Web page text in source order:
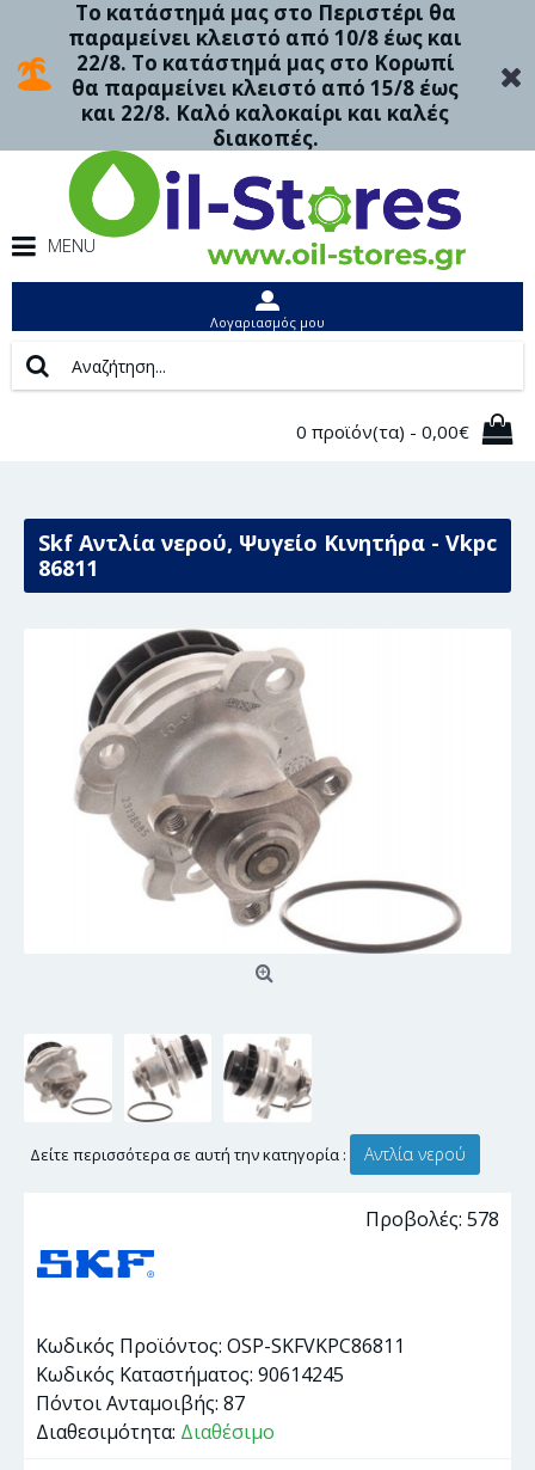
Το κατάστημά μας στο Περιστέρι θα
παραμείνει κλειστό από 10/8 έως και
22/8. Το κατάστημά μας στο Κορωπί
θα παραμείνει κλειστό από 15/8 έως
και 22/8. Καλό καλοκαίρι και καλές
διακοπές.
MENU
Λογαριασμός μου
0 προϊόν(τα) - 0,00€
Skf Αντλία νερού, Ψυγείο Κινητήρα - Vkpc
86811
Δείτε περισσότερα σε αυτή την κατηγορία : Αντλία νερού
Προβολές: 578
Κωδικός Προϊόντος: OSP-SKFVKPC86811
Κωδικός Καταστήματος: 90614245
Πόντοι Ανταμοιβής: 87
Διαθεσιμότητα: Διαθέσιμο